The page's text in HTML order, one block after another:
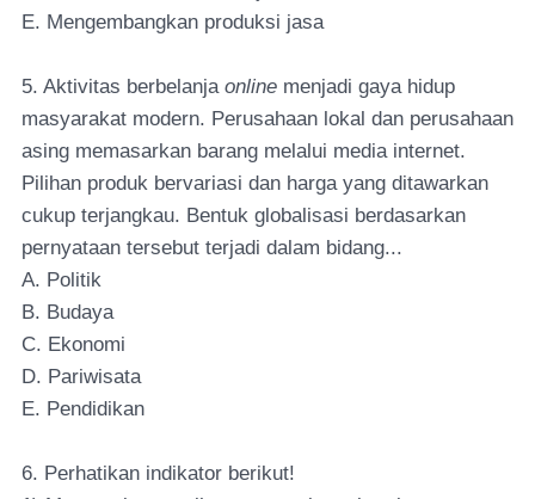
E. Mengembangkan produksi jasa
5. Aktivitas berbelanja online menjadi gaya hidup
masyarakat modern. Perusahaan lokal dan perusahaan
asing memasarkan barang melalui media internet.
Pilihan produk bervariasi dan harga yang ditawarkan
cukup terjangkau. Bentuk globalisasi berdasarkan
pernyataan tersebut terjadi dalam bidang...
A. Politik
B. Budaya
C. Ekonomi
D. Pariwisata
E. Pendidikan
6. Perhatikan indikator berikut!